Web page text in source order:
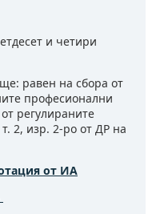
и четири
равен на сбора от
професионални
регулираните
2, изр. 2-ро от ДР на
от ИА